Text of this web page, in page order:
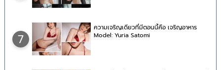
7
ความเจริญเดียวที่มีตอนนี้คือ เจริญอาหาร
Model: Yuria Satomi